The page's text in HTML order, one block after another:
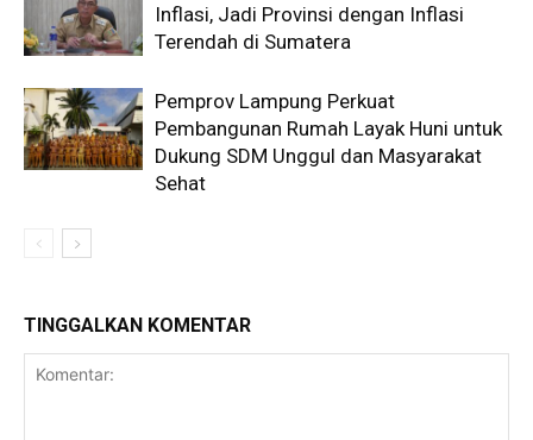
Inflasi, Jadi Provinsi dengan Inflasi
Terendah di Sumatera
Pemprov Lampung Perkuat
Pembangunan Rumah Layak Huni untuk
Dukung SDM Unggul dan Masyarakat
Sehat
TINGGALKAN KOMENTAR